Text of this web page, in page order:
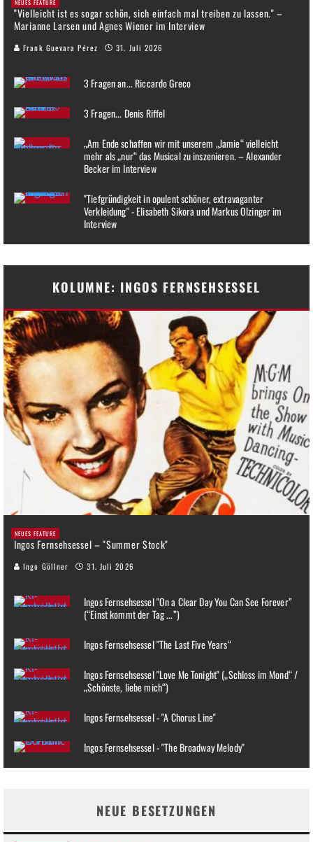
NEUES FEATURE
"Vielleicht ist es sogar schön, sich einfach mal treiben zu lassen." –
Marianne Larsen und Agnes Wiener im Interview
Frank Guevara Pérez 31. Juli 2026
3 Fragen an... Riccardo Greco
3 Fragen... Denis Riffel
„Am Ende schaffen wir mit unserem „Jamie“ vielleicht
mehr als „nur“ das Musical zu inszenieren. – Alexander
Becker im Interview
"Tiefgründigkeit in opulent schöner, extravaganter
Verkleidung" - Elisabeth Sikora und Markus Olzinger im
Interview
KOLUMNE: INGOS FERNSEHSESSEL
NEUES FEATURE
Ingos Fernsehsessel – "Summer Stock"
Ingo Göllner 31. Juli 2026
Ingos Fernsehsessel "On a Clear Day You Can See Forever”
(“Einst kommt der Tag ...”)
Ingos Fernsehsessel "The Last Five Years“
Ingos Fernsehsessel "Love Me Tonight" („Schloss im Mond“ /
„Schönste, liebe mich“)
Ingos Fernsehsessel - "A Chorus Line"
Ingos Fernsehsessel - "The Broadway Melody"
NEUE BESETZUNGEN